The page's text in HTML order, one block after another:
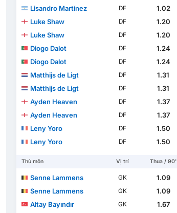
Lisandro Martínez
DF
1.02
Luke Shaw
DF
1.20
Luke Shaw
DF
1.20
Diogo Dalot
DF
1.24
Diogo Dalot
DF
1.24
Matthijs de Ligt
DF
1.31
Matthijs de Ligt
DF
1.31
Ayden Heaven
DF
1.37
Ayden Heaven
DF
1.37
Leny Yoro
DF
1.50
Leny Yoro
DF 1.50
Thủ môn Vị trí Thua / 90'
Senne Lammens GK
1.09
Senne Lammens
GK
1.09
Altay Bayındır
GK
1.67